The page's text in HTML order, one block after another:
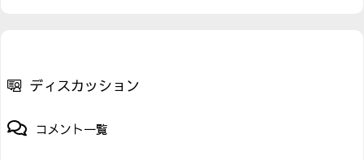
ディスカッション
コメント一覧